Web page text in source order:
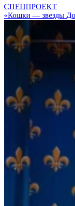
СПЕЦПРОЕКТ
«Кошки — звезды